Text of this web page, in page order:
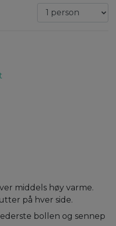
middels høy varme.
på hver side.
bollen og sennep